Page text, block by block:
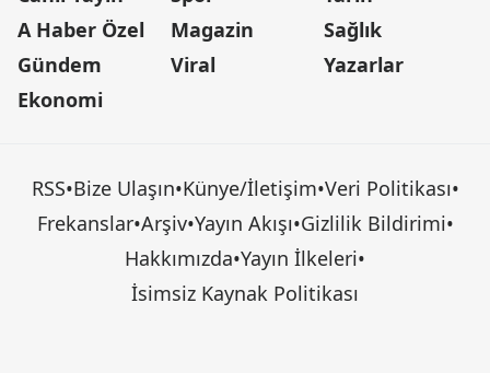
A Haber Özel
Gündem
Ekonomi
Magazin
Viral
Sağlık
Yazarlar
RSS•Bize Ulaşın•Künye/İletişim•Veri Politikası•
Frekanslar•Arşiv•Yayın Akışı•Gizlilik Bildirimi•
Hakkımızda•Yayın İlkeleri•
İsimsiz Kaynak Politikası